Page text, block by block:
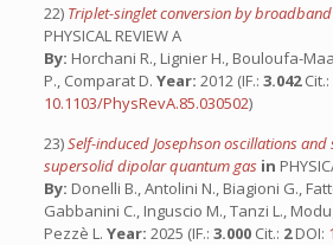
22) Triplet-singlet conversion by
PHYSICAL REVIEW A
By: Horchani R., Lignier H., Bouloufa-
P., Comparat D. Year: 2012 (IF.: 3.042Cit.:
10.1103/PhysRevA.85.030502)
23)Self-induced Josephson oscillations
supersolid dipolar quantum gas in
By: Donelli B., Antolini N., Biagioni G.,
Gabbanini C., Inguscio M., Tanzi L.,
Pezzè L. Year: 2025 (IF.: 3.000 Cit.: 2DOI: